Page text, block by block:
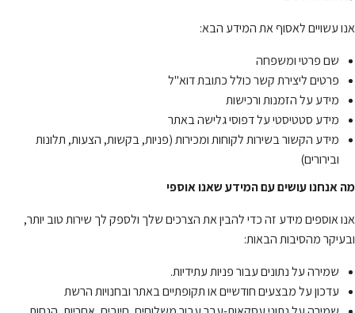
אנו עשויים לאסוף את המידע הבא:
שם פרטי ומשפחה
פרטים ליצירת קשר כולל כתובת דוא"ל
מידע על הזמנות ורכישות
מידע סטטיסטי על דפוסי גלישה באתר
מידע הקשור בשירות לקוחות ומכירות (פניות, בקשות, הצעות, תלונות
ובירורים)
מה אנחנו עושים עם המידע שאנו אוספי
אנו אוספים מידע זה כדי להבין את הצרכים שלך ולספק לך שירות טוב יותר,
ובעיקר מהסיבות הבאות:
שמירה על נתונים עבור פניות עתידיות.
עדכון על מבצעים חודשיים או תקופתיים באתר ובחנויות הרשת